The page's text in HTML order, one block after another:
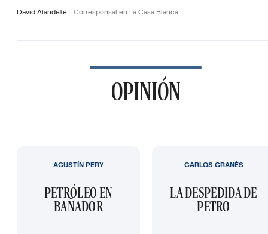
David Alandete Corresponsal en La Casa Blanca
OPINIÓN
PETRÓLEO EN
BAÑADOR
AGUSTÍN PERY
LA DESPEDIDA DE
PETRO
CARLOS GRANÉS